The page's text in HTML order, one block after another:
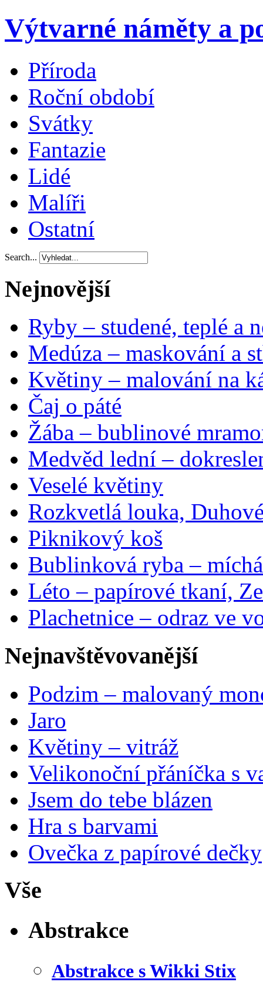
Výtvarné náměty a
Příroda
Roční období
Svátky
Fantazie
Lidé
Malíři
Ostatní
Search...
Nejnovější
Ryby – studené, teplé a
Medúza – maskování a
Květiny – malování na
Čaj o páté
Žába – bublinové
Medvěd lední –
Veselé květiny
Rozkvetlá louka,
Piknikový koš
Bublinková ryba –
Léto – papírové tkaní,
Plachetnice – odraz ve
Nejnavštěvovanější
Podzim – malovaný
Jaro
Květiny – vitráž
Velikonoční přáníčka s
Jsem do tebe blázen
Hra s barvami
Ovečka z papírové dečky
Vše
Abstrakce
Abstrakce s Wikki Stix